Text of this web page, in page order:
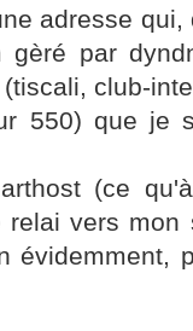
adresse
gèré par
club-
550) que je
(ce
vers mon
évidemment,